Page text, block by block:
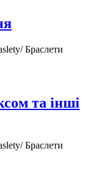
Браслети
та інші
Браслети